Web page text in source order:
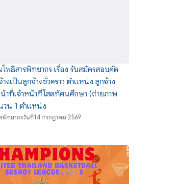
โพธิสารพิทยากร เรื่อง รับสมัครสอบคัด
งเป็นลูกจ้างชั่วคราว ตำแหน่ง ลูกจ้าง
าที่เจ้าหน้าที่โสตทัศนศึกษา (ถ่ายภาพ
วน 1 ตำแหน่ง
พิทยากรวันที่14 กรกฎาคม 2569